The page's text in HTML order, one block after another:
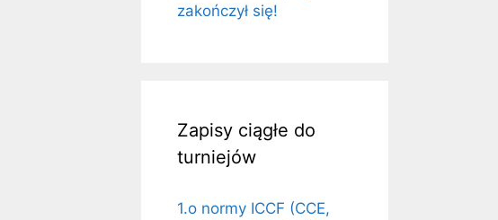
zakończył się!
Zapisy ciągłe do
turniejów
1.o normy ICCF (CCE,